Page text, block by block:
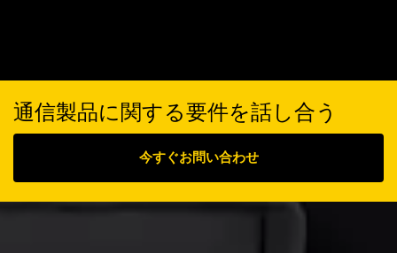
通信製品に関する要件を話し合う
今すぐお問い合わせ